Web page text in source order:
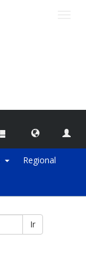
Regional
Ir